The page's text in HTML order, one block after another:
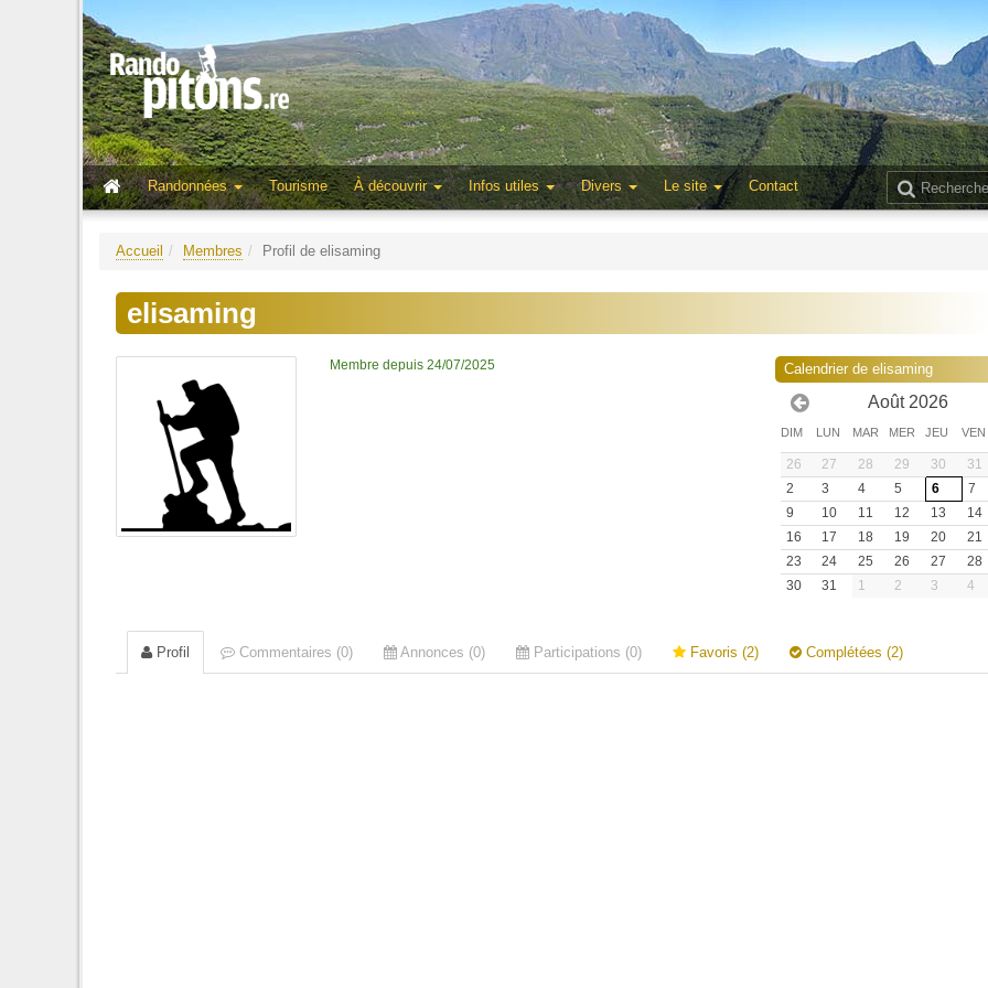
Randonnées
Tourisme À découvrir Infos utiles Divers Le site Contact
Accueil Membres Profil de elisaming
elisaming
Membre depuis 24/07/2025 Calendrier de elisaming
Août 2026
DIM LUN MAR MER JEU VEN
26 27 28 29 30 31
2
3 4 5 6 7
9
10 11 12 13 14
16
17 18 19 20 21
23
24 25 26 27 28
30
31 1 2 3 4
Profil Commentaires (0) Annonces (0) Participations (0) Favoris (2) Complétées (2)